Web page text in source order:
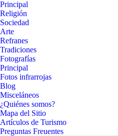
Principal
Religión
Sociedad
Arte
Refranes
Tradiciones
Fotografías
Principal
Fotos infrarrojas
Blog
Misceláneos
¿Quiénes somos?
Mapa del Sitio
Artículos de Turismo
Preguntas Freuentes